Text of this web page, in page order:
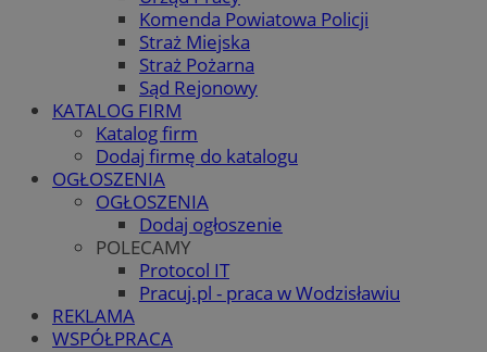
Komenda Powiatowa Policji
Straż Miejska
Straż Pożarna
Sąd Rejonowy
KATALOG FIRM
Katalog firm
Dodaj firmę do katalogu
OGŁOSZENIA
OGŁOSZENIA
Dodaj ogłoszenie
POLECAMY
Protocol IT
Pracuj.pl - praca w Wodzisławiu
REKLAMA
WSPÓŁPRACA